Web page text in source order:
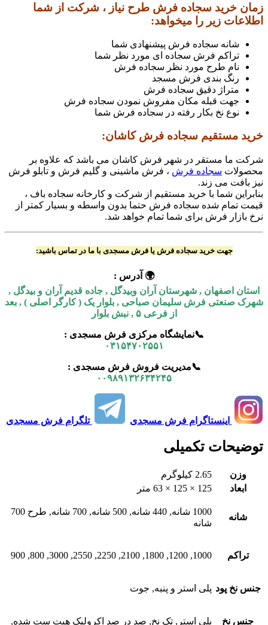
زمان خرید سجاده فرش طرح نیاز ، شرکت از شما
اطلاعات زیر را میخواهد:
شانه سجاده فرش پیشنهادی شما
تراکم فرش سجاده ای مورد نظر شما
نام طرح مورد نظر سجاده فرش
رنگ بندی فرش مسجد
متراژ دقیق سجاده فرش
جهت قبله مکان مفروش نمودن سجاده فرش
نوع نخ بکار رفته در سجاده فرش شما
خرید مستقیم سجاده فرش کاشان:
شرکت ما مستقر در شهر فرش کاشان می باشد که علاوه بر
محصولات سجاده فرش ، فرش ماشینی و گلیم فرش و تابلو فرش
نیز بافت می زند.
بنابراین شما با خرید مستقیم از شرکت و کارخانه سجاده باف ،
قیمت تمام شده سجاده فرش حتما بدون واسطه و بسیار کمتر از
نرخ بازار فرش برای شما تمام خواهد شد.
جهت خرید سجاده فرش یا فرش مسجدی با ما در تماس باشید:
🌍 آدرس :
استان اصفهان , شهرستان آران وبیدگل , جاده قدیم آران و بیدگل ,
شهرک صنعتی فرش سلیمان صباحی , بلوار یک ( کارگر اصلی ) , بعد
از فرعی ۵ , نبش بلوار
📞نمایشگاه مرکزی فرش مسجدی :
۰۳۱۵۴۷۰۲۵۵۱
📞مدیریت فروش فرش مسجدی :
۰۰۹۸۹۱۳۲۶۳۴۲۴۵
اینستاگرام فرش مسجدی تلگرام فرش مسجدی
توضیحات تکمیلی
وزن
2.65 کیلوگرم
ابعاد
125 × 125 × 63 متر
شانه
1000 شانه, 440 شانه, 500 شانه, 700 شانه, طرح 700
شانه
تراکم 1000, 1200, 1800, 2100, 2250, 2550, 3000, 800, 900
جنس نخ پود پلی استر و پنبه, جوت
جنس نخ پلی استر, تک نخ, صد در صد اکرولیک هیت ست شده,